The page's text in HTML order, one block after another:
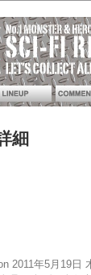
細
2011年5月19